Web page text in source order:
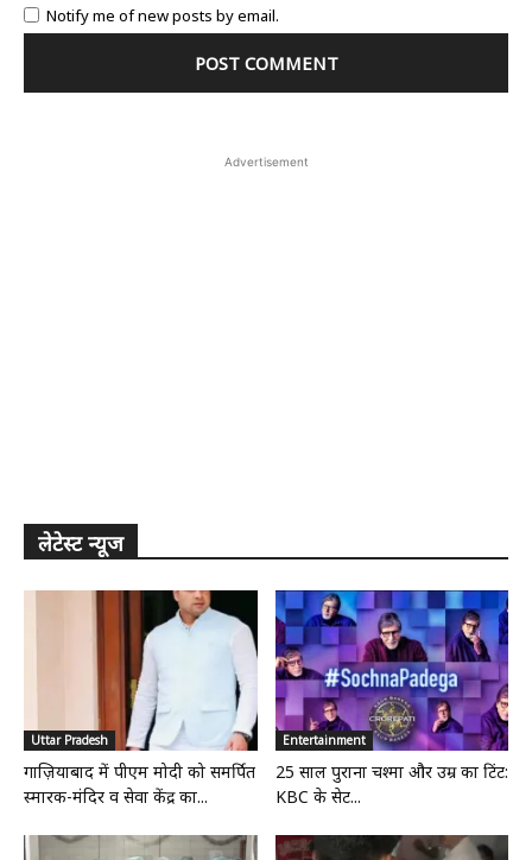
Notify me of new posts by email.
Advertisement
लेटेस्ट न्यूज
Uttar Pradesh
गाज़ियाबाद में पीएम मोदी को समर्पित
स्मारक-मंदिर व सेवा केंद्र का...
Entertainment
25 साल पुराना चश्मा और उम्र का टिंट:
KBC के सेट...